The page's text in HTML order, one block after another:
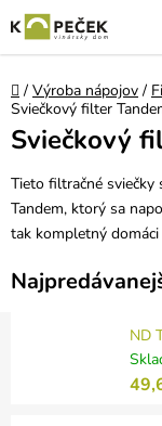
na
obsah
Domov
/ Výroba nápojov /
Sviečkový filter
Sviečkový
Tieto filtračné sviečky
Tandem, ktorý sa
tak kompletný
ND